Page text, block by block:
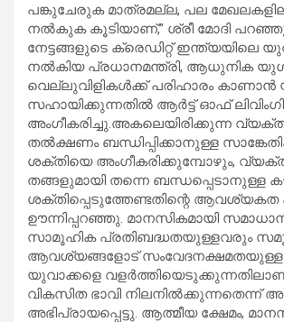
പങ്കുചേരുക മാത്രമല്ല, പല
നൽകുക കൂടിയാണ്,” ശ്രീ മോദി
നേട്ടങ്ങളുടെ ക്രെഡിറ്റ് ഇന്ത്യയിലെ
നൽകിയ പ്രധാനമന്ത്രി, ആധുനിക
വെല്ലുവിളികൾക്ക് പരിഹാരം കാണാൻ
സഹായിക്കുന്നതിൽ ആർട്ട് ഓഫ്
അംഗീകരിച്ചു.അകലെയിരിക്കുന്ന
തൽക്ഷണം ബന്ധിപ്പിക്കാനുള്ള
ശക്തിയെ അംഗീകരിക്കുമ്പോഴും,
തങ്ങളുമായി തന്നെ ബന്ധപ്പെടാനുള്ള
ശക്തിപ്പെടുത്തേണ്ടതിന്റെ ആവശ്യകത
ഊന്നിപ്പറഞ്ഞു. മാനസികമായി
സാമൂഹിക പ്രതിബദ്ധതയുള്ളവരും
ആവശ്യങ്ങളോട്
യുവാക്കളെ
വികസിത ഭാവി നിലനിൽക്കുന്നതെന്ന്
അഭിപ്രായപ്പെട്ടു. ആത്മീയ ക്ഷേമം,